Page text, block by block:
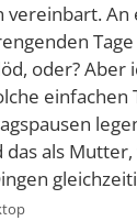
An
oder? Aber
einfachen
das als